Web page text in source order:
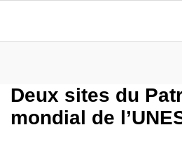
Deux sites du
mondial de